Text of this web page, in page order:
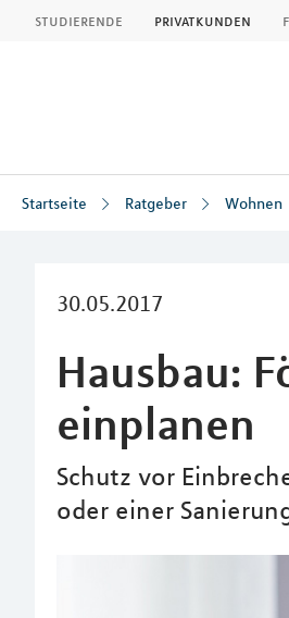
studierende privatkunden
Startseite Ratgeber Wohnen
30.05.2017
Hausbau:
einplanen
Schutz vor
oder einer